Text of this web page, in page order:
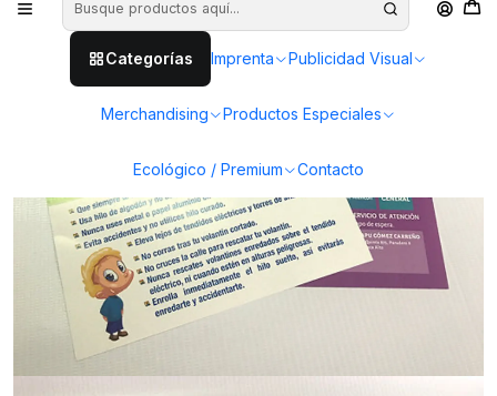
Categorías Imprenta Publicidad Visual
Merchandising Productos Especiales
Ecológico / Premium Contacto